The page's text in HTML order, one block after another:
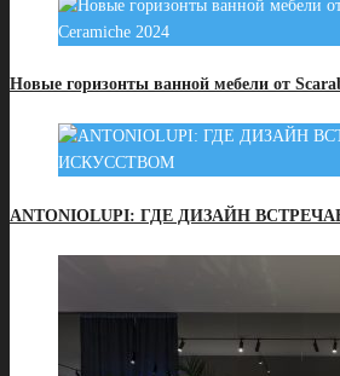
Новые горизонты ванной мебели от
ANTONIOLUPI: ГДЕ ДИЗАЙН